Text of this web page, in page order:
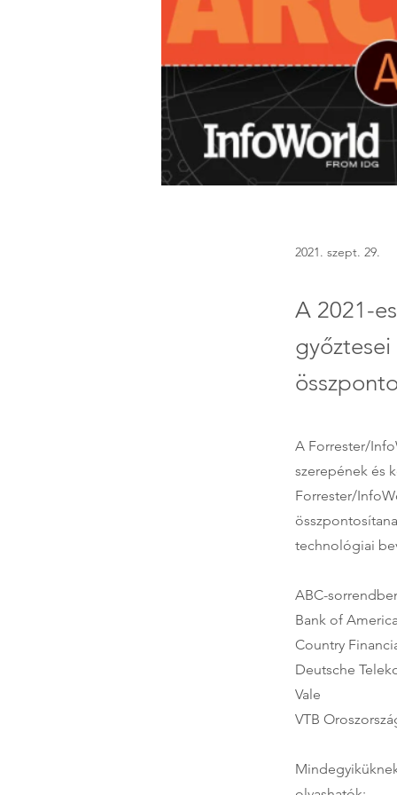
2021. szept. 29.
A 2021-
A Forrester/
szerepének és
Forrester/
technológiai
ABC-
Bank of
Country
Deutsche
Vale
VTB